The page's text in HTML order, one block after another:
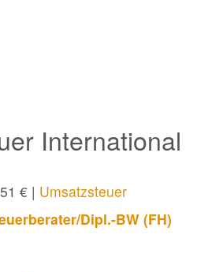
International
€ | Umsatzsteuer
Dipl.-BW (FH)